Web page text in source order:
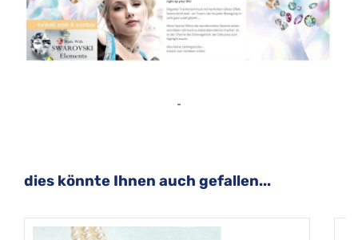
-
Produktgalerie überspringen
dies könnte Ihnen auch gefallen...